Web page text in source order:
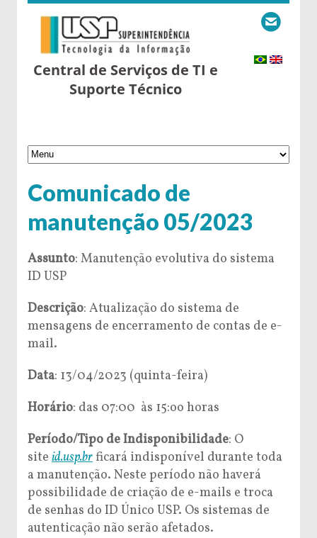
Central de Serviços de TI e
Suporte Técnico
Comunicado de
manutenção 05/2023
Assunto: Manutenção evolutiva do sistema
ID USP
Descrição: Atualização do sistema de
mensagens de encerramento de contas de e-
mail.
Data: 13/04/2023 (quinta-feira)
Horário: das 07:00 às 15:oo horas
Período/Tipo de Indisponibilidade: O
site id.usp.brficará indisponível durante toda
a manutenção. Neste período não haverá
possibilidade de criação de e-mails e troca
de senhas do ID Único USP. Os sistemas de
autenticação não serão afetados.